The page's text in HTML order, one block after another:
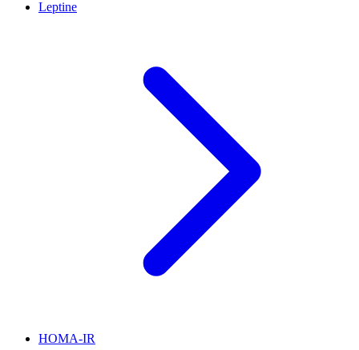
Leptine
HOMA-IR